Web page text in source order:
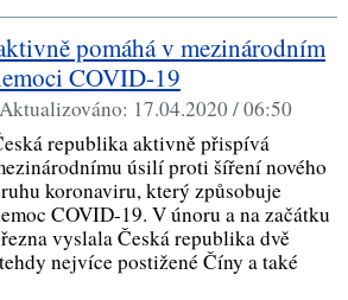
pomáhá v mezinárodním
COVID-19
Aktualizováno: 17.04.2020 / 06:50
republika aktivně přispívá
úsilí proti šíření nového
koronaviru, který způsobuje
COVID-19. V únoru a na začátku
vyslala Česká republika dvě
nejvíce postižené Číny a také